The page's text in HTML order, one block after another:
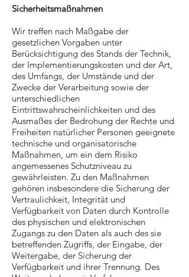
Sicherheitsmaßnahmen
Wir treffen nach Maßgabe der
gesetzlichen Vorgaben unter
Berücksichtigung des Stands der Technik,
der Implementierungskosten und der Art,
des Umfangs, der Umstände und der
Zwecke der Verarbeitung sowie der
unterschiedlichen
Eintrittswahrscheinlichkeiten und des
Ausmaßes der Bedrohung der Rechte und
Freiheiten natürlicher Personen geeignete
technische und organisatorische
Maßnahmen, um ein dem Risiko
angemessenes Schutzniveau zu
gewährleisten. Zu den Maßnahmen
gehören insbesondere die Sicherung der
Vertraulichkeit, Integrität und
Verfügbarkeit von Daten durch Kontrolle
des physischen und elektronischen
Zugangs zu den Daten als auch des sie
betreffenden Zugriffs, der Eingabe, der
Weitergabe, der Sicherung der
Verfügbarkeit und ihrer Trennung. Des